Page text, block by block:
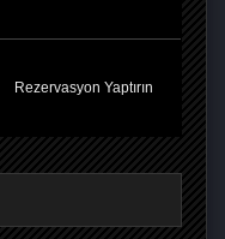
Rezervasyon Yaptırın